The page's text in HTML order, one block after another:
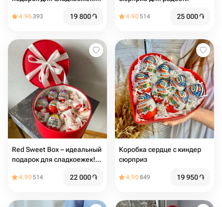
4.96393 19 800֏ 4.90514 25 000֏
Red Sweet Box – идеальный
подарок для сладкоежек!
4.90514 22 000֏
Коробка сердце с киндер
сюрприз
4.90849 19 950֏